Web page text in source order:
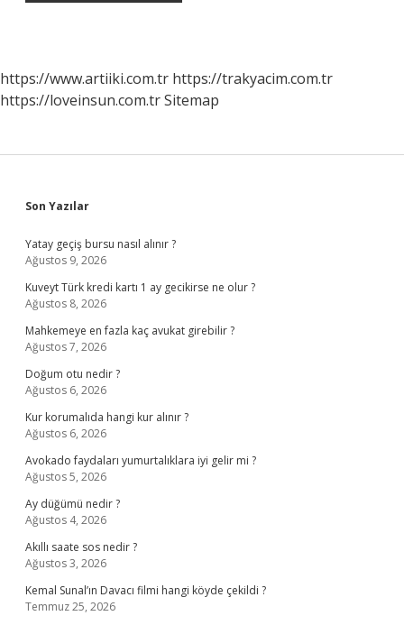
https://www.artiiki.com.tr https://trakyacim.com.tr
https://loveinsun.com.trSitemap
Sidebar
Son Yazılar
Yatay geçiş bursu nasıl alınır ?
Ağustos 9, 2026
Kuveyt Türk kredi kartı 1 ay gecikirse ne olur ?
Ağustos 8, 2026
Mahkemeye en fazla kaç avukat girebilir ?
Ağustos 7, 2026
Doğum otu nedir ?
Ağustos 6, 2026
Kur korumalıda hangi kur alınır ?
Ağustos 6, 2026
Avokado faydaları yumurtalıklara iyi gelir mi ?
Ağustos 5, 2026
Ay düğümü nedir ?
Ağustos 4, 2026
Akıllı saate sos nedir ?
Ağustos 3, 2026
Kemal Sunal’ın Davacı filmi hangi köyde çekildi ?
Temmuz 25, 2026